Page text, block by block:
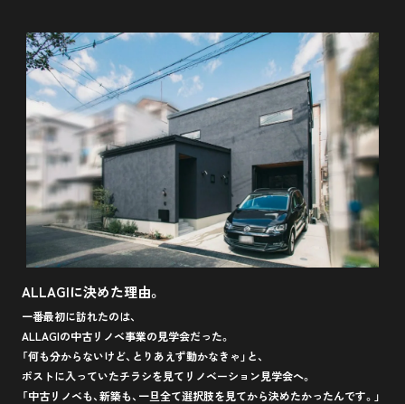
ALLAGIに決めた理由。
一番最初に訪れたのは、
ALLAGIの中古リノベ事業の見学会だった。
「何も分からないけど、とりあえず動かなきゃ」と、
ポストに入っていたチラシを見てリノベーション見学会へ。
「中古リノベも、新築も、一旦全て選択肢を見てから決めたかったんです。」